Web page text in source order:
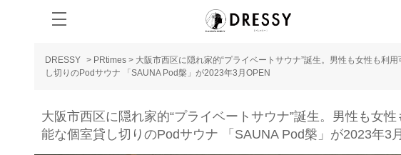
DRESSY > PRtimes > 大阪市西区に隠れ家的“プライベートサウナ”誕生。男性も女性も利
し切りのPodサウナ 「SAUNA Pod槃」が2023年3月OPEN
大阪市西区に隠れ家的“プライベートサウナ”誕生。男性も女性
能な個室貸し切りのPodサウナ 「SAUNA Pod槃」が2023年3